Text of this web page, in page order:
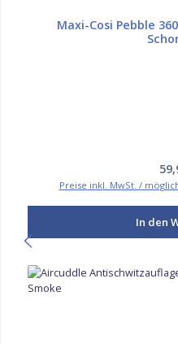
Maxi-Cosi Pebble
Preise inkl. MwSt. /
In den